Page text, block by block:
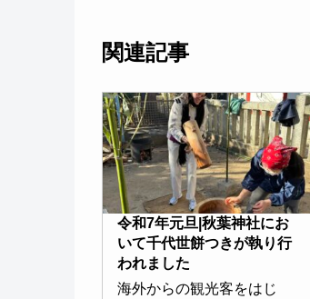
関連記事
令和7年元旦|秋葉神社にお
いて千代世餅つきが執り行
われました
海外からの観光客をはじ